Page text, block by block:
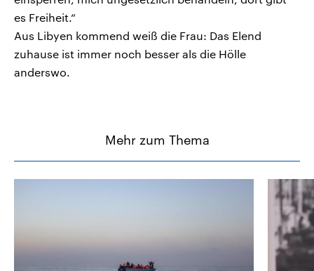
es Freiheit.“
Aus Libyen kommend weiß die Frau: Das Elend
zuhause ist immer noch besser als die Hölle
anderswo.
Mehr zum Thema